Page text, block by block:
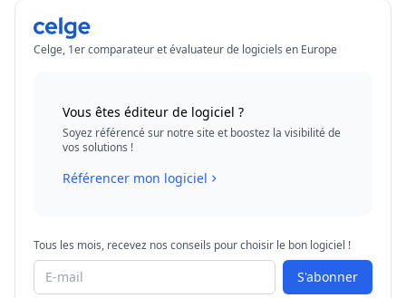
Celge, 1er comparateur et évaluateur de logiciels en Europe
Vous êtes éditeur de logiciel ?
Soyez référencé sur notre site et boostez la visibilité de
vos solutions !
Référencer mon logiciel
Tous les mois, recevez nos conseils pour choisir le bon logiciel !
S'abonner